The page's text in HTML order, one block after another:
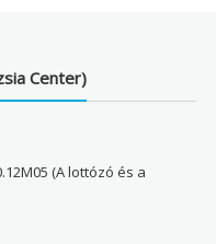
Center)
(A lottózó és a